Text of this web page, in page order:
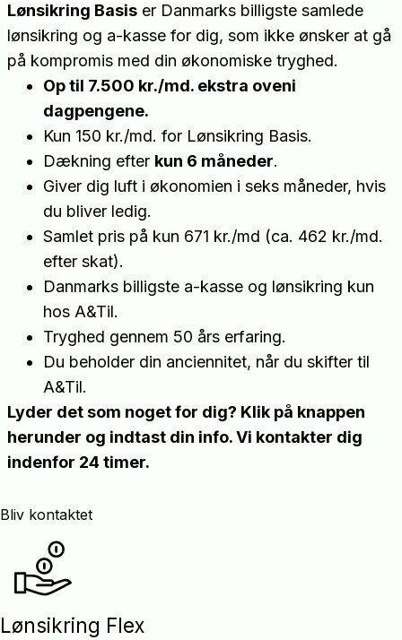
Lønsikring Basis er Danmarks billigste samlede
lønsikring og a-kasse for dig, som ikke ønsker at gå
på kompromis med din økonomiske tryghed.
Op til 7.500 kr./md. ekstra oveni
dagpengene.
Kun 150 kr./md. for Lønsikring Basis.
Dækning efter kun 6 måneder.
Giver dig luft i økonomien i seks måneder, hvis
du bliver ledig.
Samlet pris på kun 671 kr./md (ca. 462 kr./md.
efter skat).
Danmarks billigste a-kasse og lønsikring kun
hos A&Til.
Tryghed gennem 50 års erfaring.
Du beholder din anciennitet, når du skifter til
A&Til.
Lyder det som noget for dig? Klik på knappen
herunder og indtast din info. Vi kontakter dig
indenfor 24 timer.
Bliv kontaktet
Lønsikring Flex